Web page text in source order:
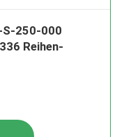
S-250-000
Reihen-